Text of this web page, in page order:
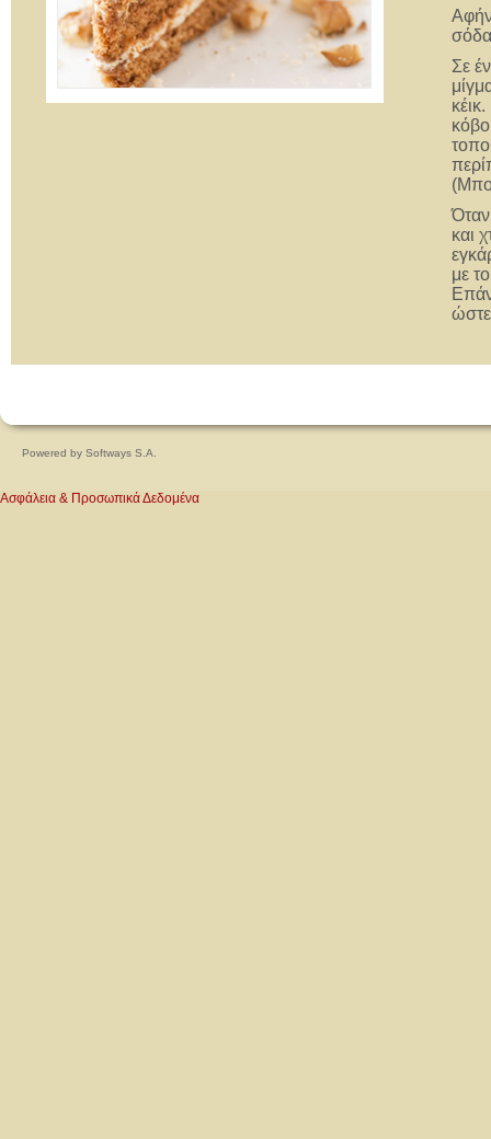
σόδα
Σε
και
με
Powered by Softways S.A.
Ασφάλεια & Προσωπικά Δεδομένα